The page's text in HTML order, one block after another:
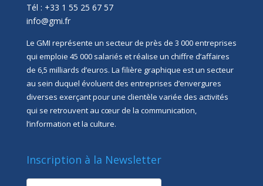
Tél : +33 1 55 25 67 57
info@gmi.fr
Le GMI représente un secteur de près de 3 000 entreprises
qui emploie 45 000 salariés et réalise un chiffre d’affaires
de 6,5 milliards d’euros. La filière graphique est un secteur
au sein duquel évoluent des entreprises d’envergures
diverses exerçant pour une clientèle variée des activités
qui se retrouvent au cœur de la communication,
l’information et la culture.
Inscription à la Newsletter
newsletter